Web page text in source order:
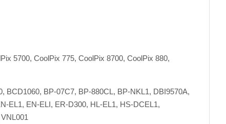
5700, CoolPix 775, CoolPix 8700, CoolPix 880,
BCD1060, BP-07C7, BP-880CL, BP-NKL1, DBI9570A,
EL1, EN-ELI, ER-D300, HL-EL1, HS-DCEL1,